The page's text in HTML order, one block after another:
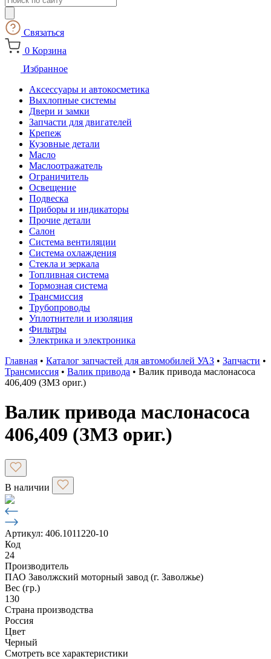
товаров
Связаться
0 Корзина
Избранное
Аксессуары и автокосметика
Выхлопные системы
Двери и замки
Запчасти для двигателей
Крепеж
Кузовные детали
Масло
Маслоотражатель
Ограничитель
Освещение
Подвеска
Приборы и индикаторы
Прочие детали
Салон
Система вентиляции
Система охлаждения
Стекла и зеркала
Топливная система
Тормозная система
Трансмиссия
Трубопроводы
Уплотнители и изоляция
Фильтры
Электрика и электроника
Главная • Каталог запчастей для автомобилей УАЗ • Запчасти •
Трансмиссия • Валик привода • Валик привода маслонасоса
406,409 (ЗМЗ ориг.)
Валик привода маслонасоса
406,409 (ЗМЗ ориг.)
В наличии
Артикул: 406.1011220-10
Код
24
Производитель
ПАО Заволжский моторный завод (г. Заволжье)
Вес (гр.)
130
Страна производства
Россия
Цвет
Черный
Смотреть все характеристики